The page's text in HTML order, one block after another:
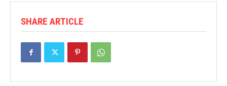
SHARE ARTICLE